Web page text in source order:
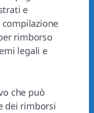
e
rimborso
legali e
che può
dei rimborsi